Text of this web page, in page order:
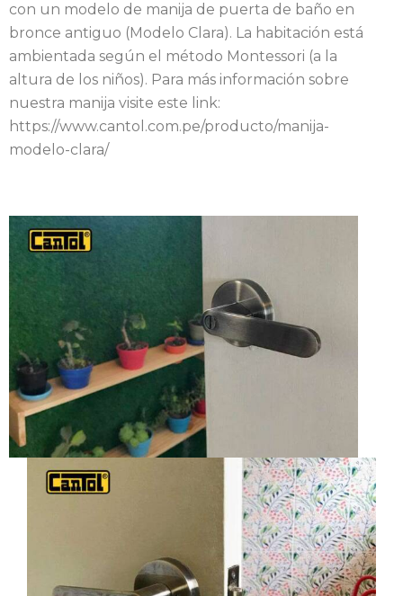
con un modelo de manija de puerta de baño en
bronce antiguo (Modelo Clara). La habitación está
ambientada según el método Montessori (a la
altura de los niños). Para más información sobre
nuestra manija visite este link:
https://www.cantol.com.pe/producto/manija-
modelo-clara/